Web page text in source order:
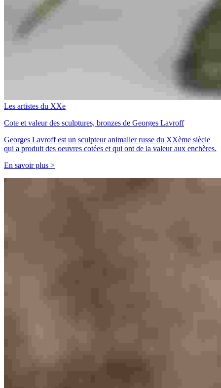
Les artistes du XXe
Cote et valeur des sculptures, bronzes de Georges Lavroff
Georges Lavroff est un sculpteur animalier russe du XXème siècle
qui a produit des oeuvres cotées et qui ont de la valeur aux enchères.
En savoir plus >